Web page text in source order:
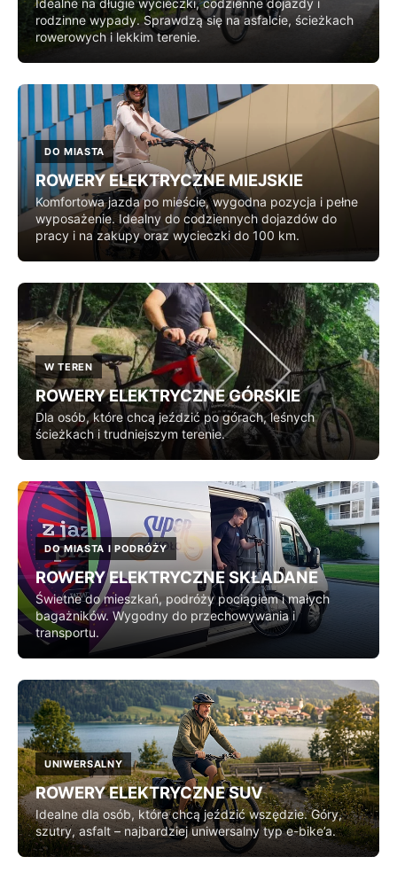
rodzinne wypady. Sprawdzą się na asfalcie, ścieżkach
rowerowych i lekkim terenie.
DO MIASTA
ROWERY ELEKTRYCZNE MIEJSKIE
Komfortowa jazda po mieście, wygodna pozycja i pełne
wyposażenie. Idealny do codziennych dojazdów do
pracy i na zakupy oraz wycieczki do 100 km.
W TEREN
ROWERY ELEKTRYCZNE GÓRSKIE
Dla osób, które chcą jeździć po górach, leśnych
ścieżkach i trudniejszym terenie.
DO MIASTA I PODRÓŻY
ROWERY ELEKTRYCZNE SKŁADANE
Świetne do mieszkań, podróży pociągiem i małych
bagażników. Wygodny do przechowywania i
transportu.
UNIWERSALNY
ROWERY ELEKTRYCZNE SUV
Idealne dla osób, które chcą jeździć wszędzie. Góry,
szutry, asfalt – najbardziej uniwersalny typ e-bike’a.